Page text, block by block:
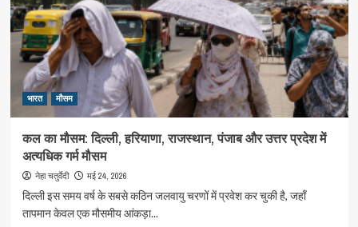
बारिश
का
अलर्ट,
दिल्ली
में
राहत
लेकिन
मानसून
अभी
दूर
बारे
में
भारत मौसम
कल का मौसम: दिल्ली, हरियाणा, राजस्थान, पंजाब और उत्तर प्रदेश में
अत्यधिक गर्म मौसम
नेहा चतुर्वेदी मई 24, 2026
दिल्ली इस समय वर्ष के सबसे कठिन जलवायु चरणों में प्रवेश कर चुकी है, जहाँ
तापमान केवल एक मौसमीय आंकड़ा...